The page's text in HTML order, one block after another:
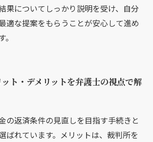
果についてしっかり説明を受け、自分
適な提案をもらうことが安心して進め
ト・デメリットを弁護士の視点で解
の返済条件の見直しを目指す手続きと
ばれています。メリットは、裁判所を